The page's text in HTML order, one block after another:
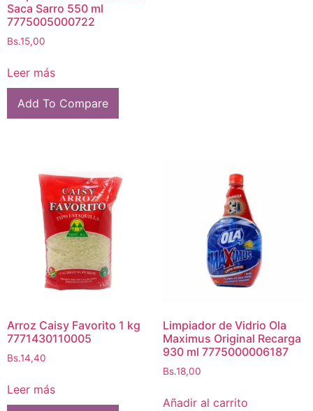
Saca Sarro 550 ml
7775005000722
Bs.15,00
Leer más
Add To Compare
Arroz Caisy Favorito 1 kg
7771430110005
Bs.14,40
Leer más
Limpiador de Vidrio Ola
Maximus Original Recarga
930 ml 7775000006187
Bs.18,00
Añadir al carrito